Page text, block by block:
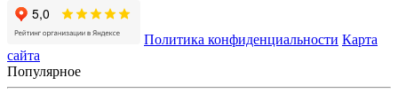
Политика конфиденциальности Карта
сайта
Популярное